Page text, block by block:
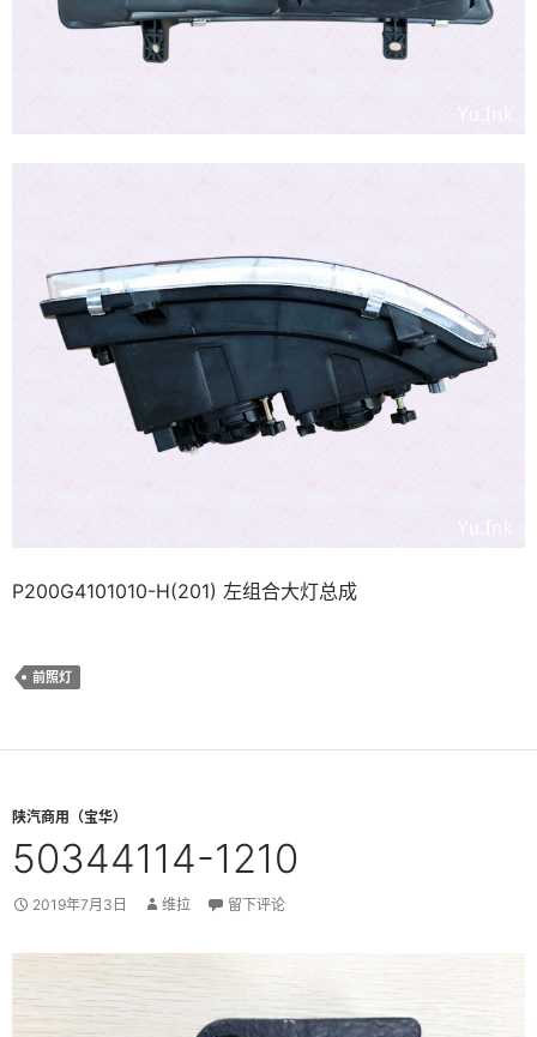
P200G4101010-H(201) 左组合大灯总成
前照灯
陕汽商用（宝华）
50344114-1210
2019年7月3日 维拉 留下评论